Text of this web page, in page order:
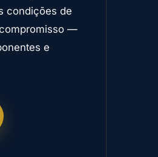
condições de
—
e